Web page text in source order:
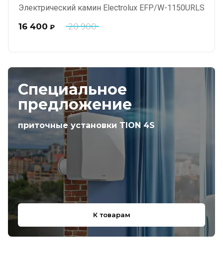
Электрический камин Electrolux EFP/W-1150URLS
20 900
16 400 ₽
Специальное
предложение
приточные установки TION 4S
К товарам